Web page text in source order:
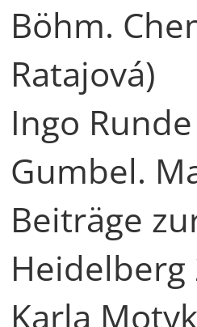
Böhm.
Ratajová)
Ingo
Gumbel.
Beiträge
Heidelberg
Karla